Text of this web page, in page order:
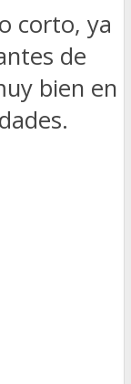
corto, ya
de
bien en